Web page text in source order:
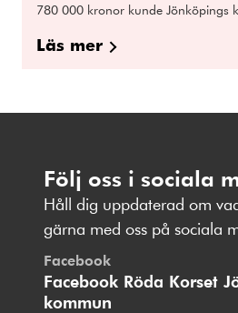
780 000 kronor kunde Jönköpings
Läs mer
Följ oss i sociala
Håll dig uppdaterad om
gärna med oss på sociala
Facebook
Facebook Röda Korset
kommun